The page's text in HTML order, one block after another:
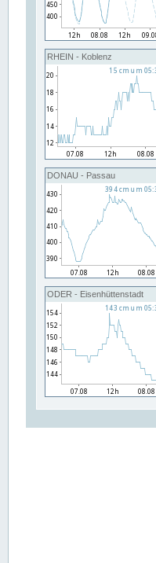
RHEIN - Koblenz
DONAU - Passau
ODER - Eisenhüttenstadt